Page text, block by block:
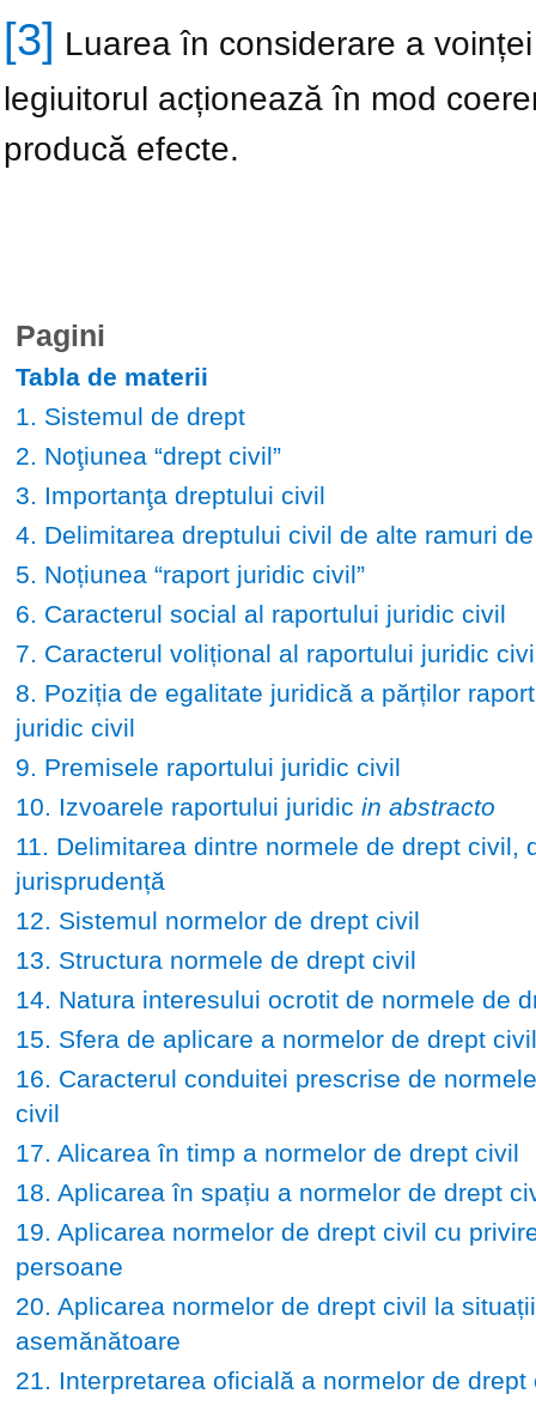
[3] Luarea în considerare a
legiuitorul acționează în mod
producă efecte.
Pagini
Tabla de materii
1. Sistemul de drept
2. Noţiunea “drept civil”
3. Importanţa dreptului civil
4. Delimitarea dreptului civil de alte ramuri
5. Noțiunea “raport juridic civil”
6. Caracterul social al raportului juridic civil
7. Caracterul volițional al raportului juridic
8. Poziția de egalitate juridică a părților
juridic civil
9. Premisele raportului juridic civil
10. Izvoarele raportului juridic in abstracto
11. Delimitarea dintre normele de drept civil,
jurisprudență
12. Sistemul normelor de drept civil
13. Structura normele de drept civil
14. Natura interesului ocrotit de normele de
15. Sfera de aplicare a normelor de drept civil
16. Caracterul conduitei prescrise de
civil
17. Alicarea în timp a normelor de drept civil
18. Aplicarea în spațiu a normelor de drept
19. Aplicarea normelor de drept civil cu
persoane
20. Aplicarea normelor de drept civil la situații
asemănătoare
21. Interpretarea oficială a normelor de drept